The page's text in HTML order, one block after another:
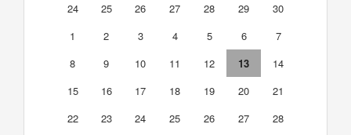
24
25 26 27 28 29
30
1
2 3 4 5 6
7
8
9 10 11 12 13
14
15
16 17 18 19 20
21
22
23 24 25 26 27
28